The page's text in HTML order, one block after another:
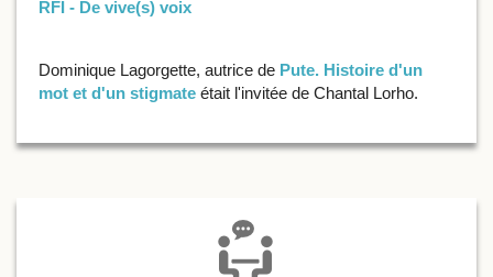
RFI - De vive(s) voix
Dominique Lagorgette, autrice de Pute. Histoire d'un
mot et d'un stigmate était l'invitée de Chantal Lorho.